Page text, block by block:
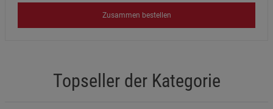
Zusammen bestellen
Topseller der Kategorie